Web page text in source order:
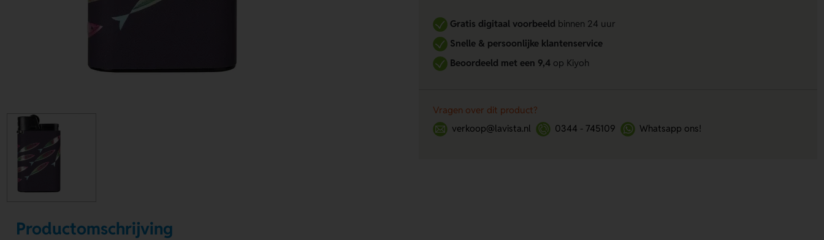
Productomschrijving
Gratis digitaal voorbeeld binnen 24 uur
Snelle & persoonlijke klantenservice
Beoordeeld met een 9,4op Kiyoh
Vragen over dit product?
verkoop@lavista.nl
0344 - 745109 Whatsapp ons!